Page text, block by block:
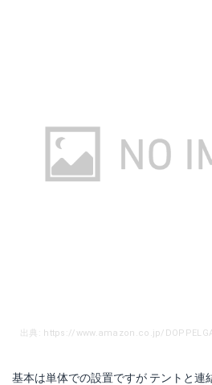
基本は単体での設置ですが テントと連